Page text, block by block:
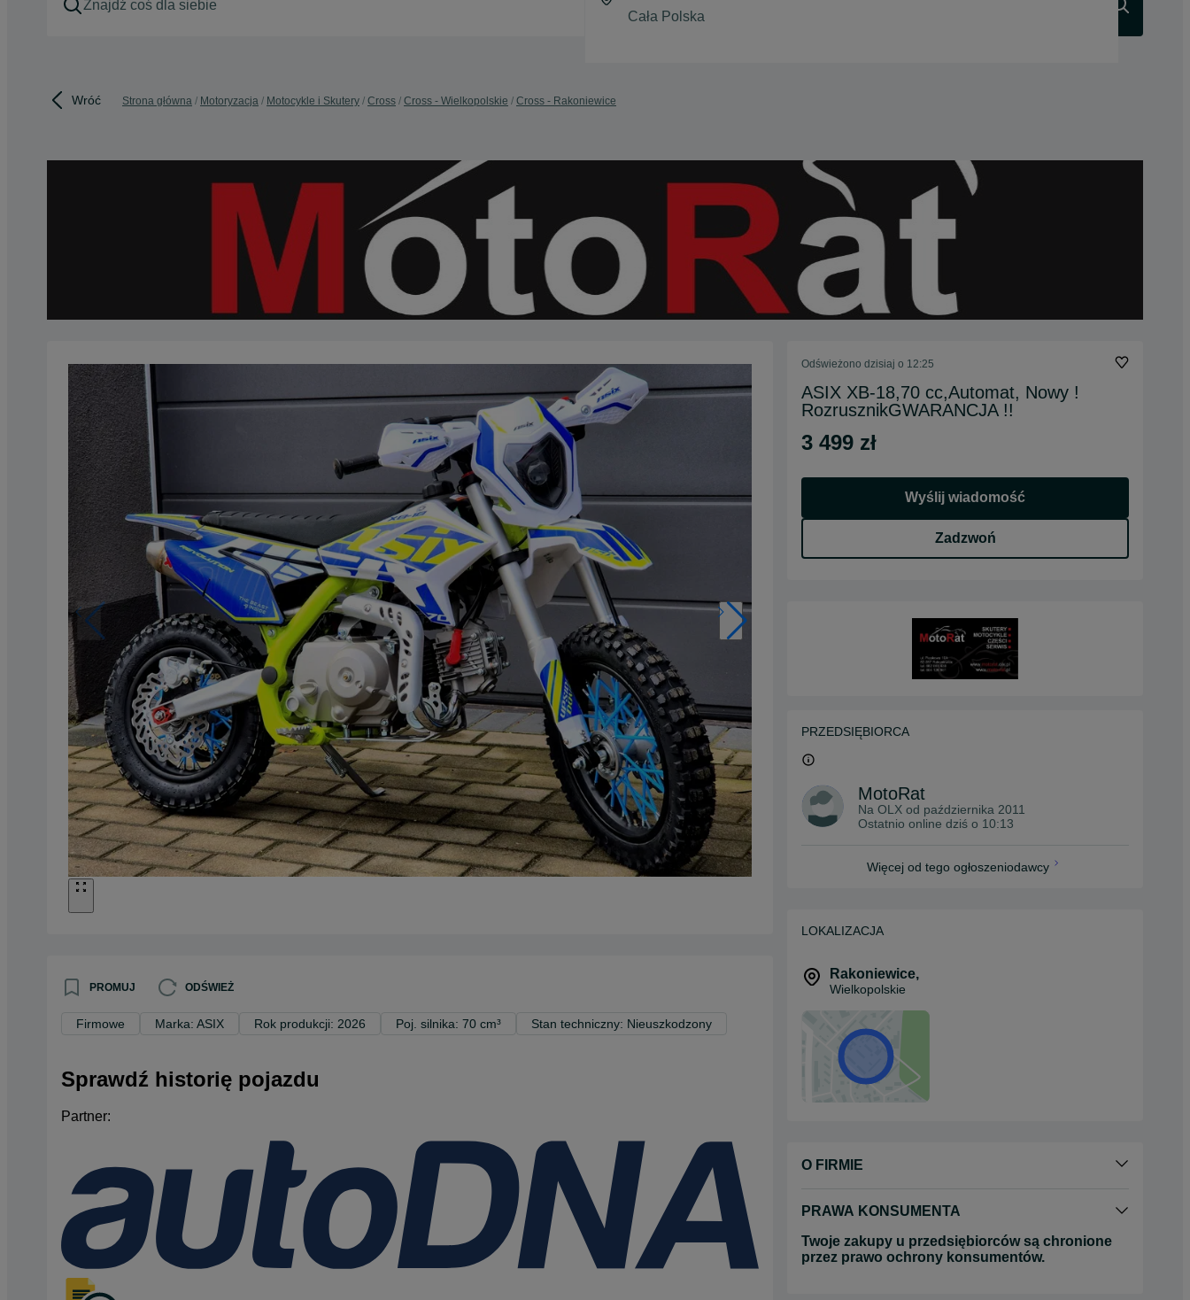
Wróć Strona główna Motoryzacja Motocykle i Skutery Cross Cross - Wielkopolskie Cross - Rakoniewice
PROMUJ ODŚWIEŻ
Firmowe Marka: ASIX Rok produkcji: 2026 Poj. silnika: 70 cm³ Stan techniczny: Nieuszkodzony
Sprawdź historię pojazdu
Partner:
Odświeżono dzisiaj o 12:25
ASIX XB-18,70 cc,Automat, Nowy !
RozrusznikGWARANCJA !!
3 499 zł
Wyślij wiadomość
Zadzwoń
PRZEDSIĘBIORCA
MotoRat
Na OLX od października 2011
Ostatnio online dziś o 10:13
Więcej od tego ogłoszeniodawcy
LOKALIZACJA
Rakoniewice,
Wielkopolskie
O FIRMIE
PRAWA KONSUMENTA
Twoje zakupy u przedsiębiorców są chronione
przez prawo ochrony konsumentów.